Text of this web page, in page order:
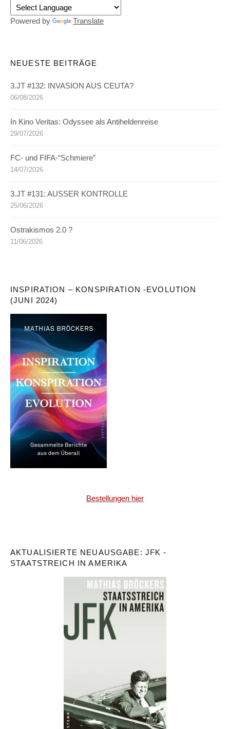
Powered by Translate
NEUESTE BEITRÄGE
3.JT #132: INVASION AUS CEUTA?
06/08/2026
In Kino Veritas: Odyssee als Antiheldenreise
29/07/2026
FC- und FIFA-“Schmiere”
14/07/2026
3.JT #131: AUSSER KONTROLLE
25/06/2026
Ostrakismos 2.0 ?
11/06/2026
INSPIRATION – KONSPIRATION -EVOLUTION
(JUNI 2024)
Bestellungen hier
AKTUALISIERTE NEUAUSGABE: JFK -
STAATSTREICH IN AMERIKA